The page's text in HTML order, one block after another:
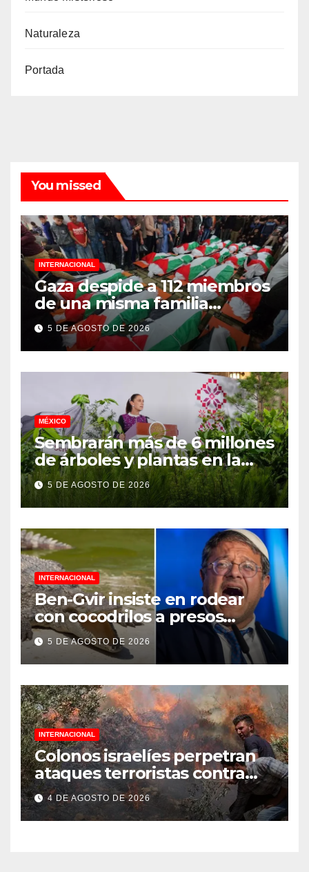
Naturaleza
Portada
You missed
INTERNACIONAL
Gaza despide a 112 miembros
de una misma familia
asesinados durante el
genocidio
5 DE AGOSTO DE 2026
MÉXICO
Sembrarán más de 6 millones
de árboles y plantas en la
Jornada Nacional de
Reforestación 2026
5 DE AGOSTO DE 2026
INTERNACIONAL
Ben-Gvir insiste en rodear
con cocodrilos a presos
palestinos
5 DE AGOSTO DE 2026
INTERNACIONAL
Colonos israelíes perpetran
ataques terroristas contra
familias palestinas en
Cisjordania
4 DE AGOSTO DE 2026